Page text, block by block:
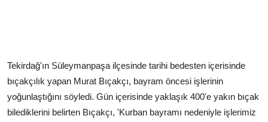
Tekirdağ'ın Süleymanpaşa ilçesinde tarihi bedesten içerisinde
bıçakçılık yapan Murat Bıçakçı, bayram öncesi işlerinin
yoğunlaştığını söyledi. Gün içerisinde yaklaşık 400'e yakın bıçak
bilediklerini belirten Bıçakçı, 'Kurban bayramı nedeniyle işlerimiz